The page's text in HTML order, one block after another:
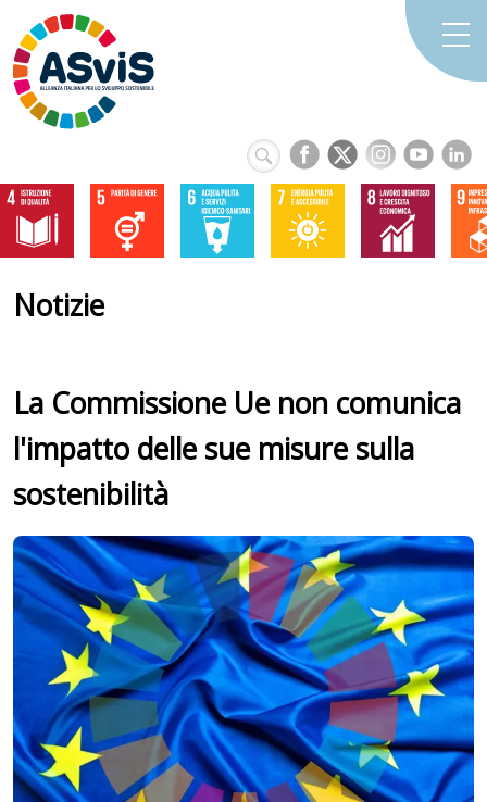
Notizie
La Commissione Ue non comunica
l'impatto delle sue misure sulla
sostenibilità